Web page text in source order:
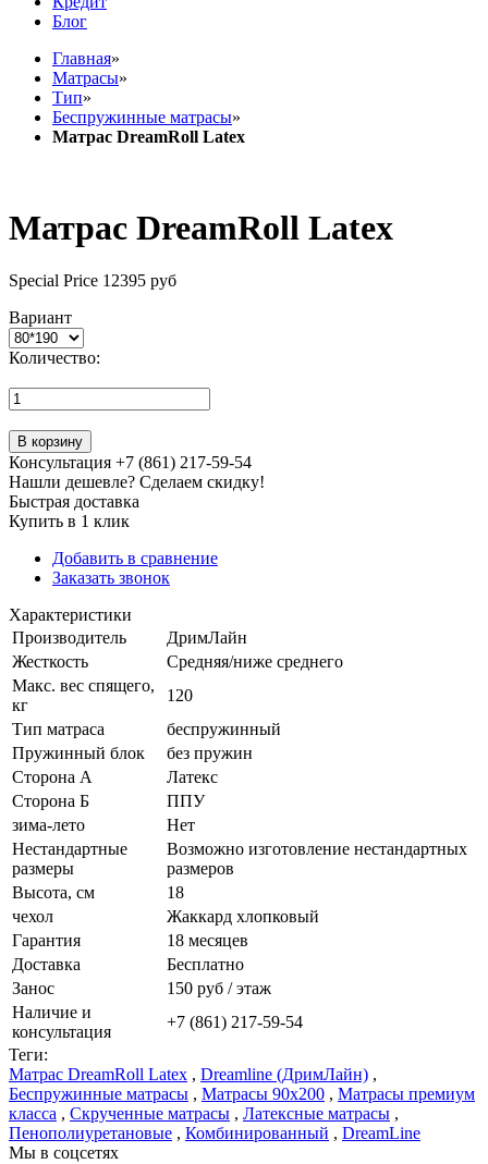
Блог
Главная»
Матрасы»
Тип»
Беспружинные матрасы»
Матрас DreamRoll Latex
Матрас DreamRoll Latex
Special Price 12395 руб
Вариант
Количество:
В корзину
Консультация +7 (861) 217-59-54
Нашли дешевле? Сделаем скидку!
Быстрая доставка
Купить в 1 клик
Добавить в сравнение
Заказать звонок
Характеристики
Производитель
ДримЛайн
Жесткость
Средняя/ниже среднего
Макс. вес спящего,
кг
120
Тип матраса
беспружинный
Пружинный блок
без пружин
Сторона А
Латекс
Сторона Б
ППУ
зима-лето
Нет
Нестандартные
размеры
Возможно изготовление нестандартных
размеров
Высота, см
18
чехол
Жаккард хлопковый
Гарантия
18 месяцев
Доставка
Бесплатно
Занос
150 руб / этаж
Наличие и
консультация
+7 (861) 217-59-54
Теги:
Матрас DreamRoll Latex , Dreamline (ДримЛайн) ,
Беспружинные матрасы , Матрасы 90x200 , Матрасы премиум
класса , Скрученные матрасы , Латексные матрасы ,
Пенополиуретановые , Комбинированный , DreamLine
Мы в соцсетях